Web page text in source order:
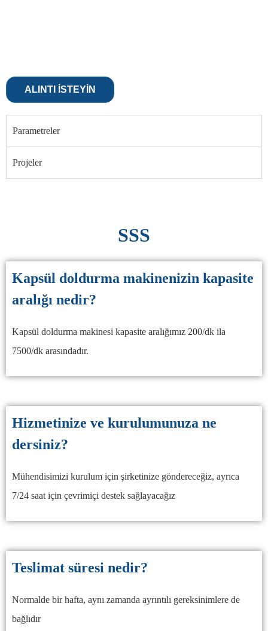
ALINTI ISTEYIN
Parametreler
Projeler
SSS
Kapsül doldurma makinenizin kapasite
aralığı nedir?
Kapsül doldurma makinesi kapasite aralığımız 200/dk ila
7500/dk arasındadır.
Hizmetinize ve kurulumunuza ne
dersiniz?
Mühendisimizi kurulum için şirketinize göndereceğiz, ayrıca
7/24 saat için çevrimiçi destek sağlayacağız
Teslimat süresi nedir?
Normalde bir hafta, aynı zamanda ayrıntılı gereksinimlere de
bağlıdır